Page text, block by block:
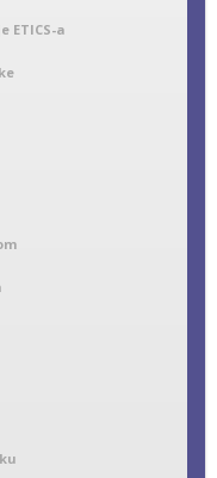
ETICS-a